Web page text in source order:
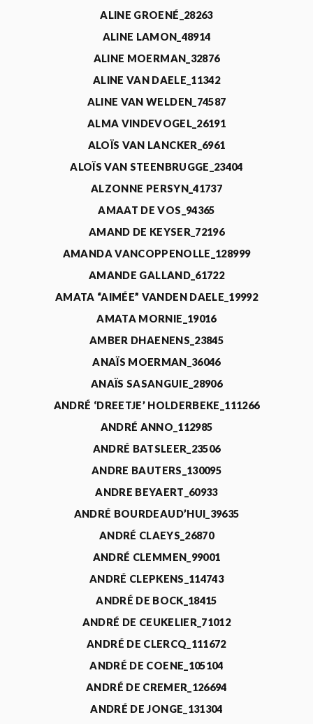
ALINE GROENÉ_28263
ALINE LAMON_48914
ALINE MOERMAN_32876
ALINE VAN DAELE_11342
ALINE VAN WELDEN_74587
ALMA VINDEVOGEL_26191
ALOÏS VAN LANCKER_6961
ALOÏS VAN STEENBRUGGE_23404
ALZONNE PERSYN_41737
AMAAT DE VOS_94365
AMAND DE KEYSER_72196
AMANDA VANCOPPENOLLE_128999
AMANDE GALLAND_61722
AMATA “AIMÉE” VANDEN DAELE_19992
AMATA MORNIE_19016
AMBER DHAENENS_23845
ANAÏS MOERMAN_36046
ANAÏS SASANGUIE_28906
ANDRÉ ‘DREETJE’ HOLDERBEKE_111266
ANDRÉ ANNO_112985
ANDRÉ BATSLEER_23506
ANDRE BAUTERS_130095
ANDRE BEYAERT_60933
ANDRÉ BOURDEAUD’HUI_39635
ANDRÉ CLAEYS_26870
ANDRÉ CLEMMEN_99001
ANDRÉ CLEPKENS_114743
ANDRÉ DE BOCK_18415
ANDRÉ DE CEUKELIER_71012
ANDRÉ DE CLERCQ_111672
ANDRÉ DE COENE_105104
ANDRÉ DE CREMER_126694
ANDRÉ DE JONGE_131304